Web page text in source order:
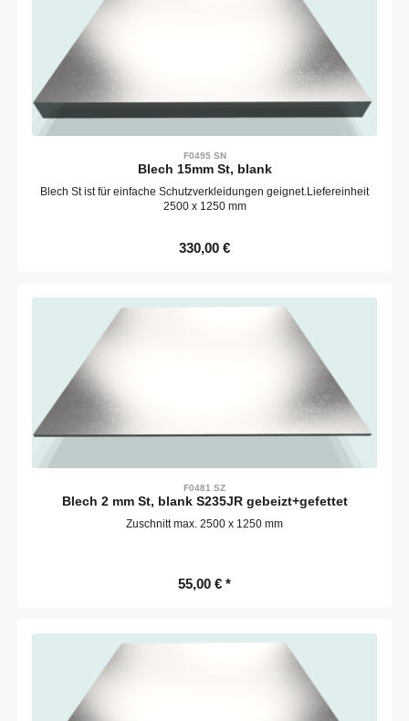
F0495 SN
Blech 15mm St, blank
Blech St ist für einfache Schutzverkleidungen geignet.Liefereinheit
2500 x 1250 mm
Regulärer Preis:
330,00 €
F0481 SZ
Blech 2 mm St, blank S235JR gebeizt+gefettet
Zuschnitt max. 2500 x 1250 mm
55,00 € *